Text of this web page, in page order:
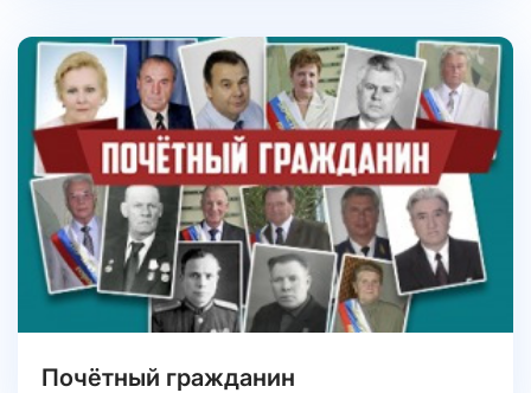
Почётный гражданин